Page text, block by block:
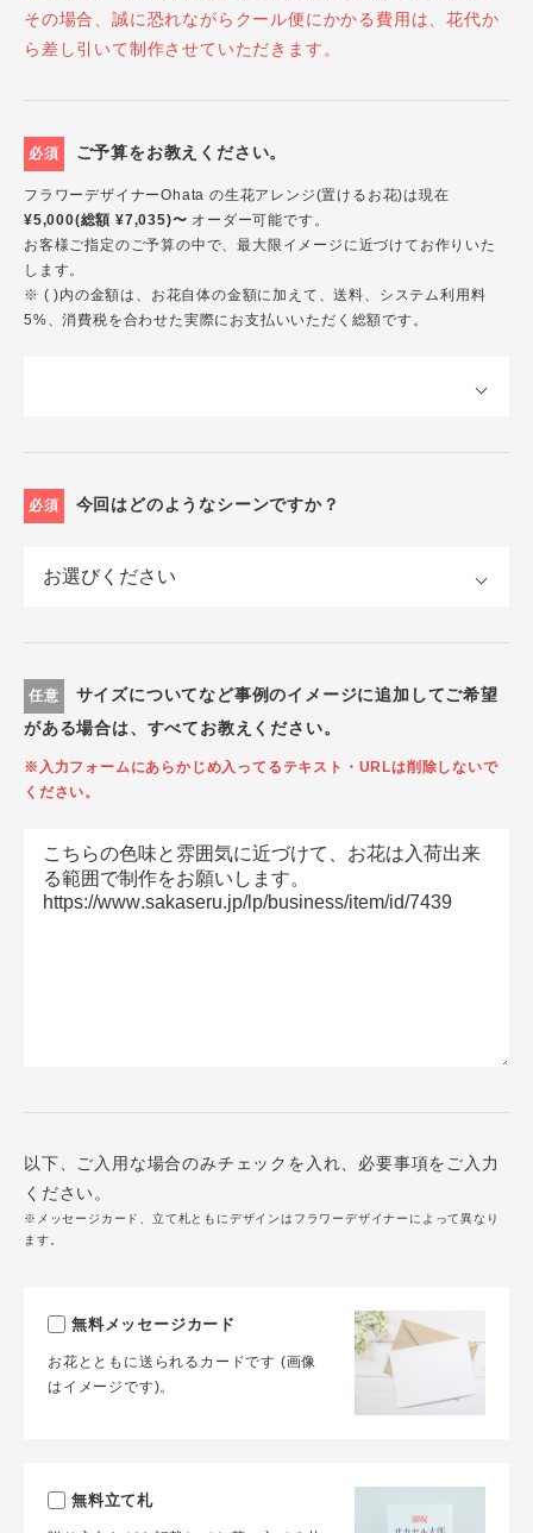
その場合、誠に恐れながらクール便にかかる費用は、花代か
ら差し引いて制作させていただきます。
必須 ご予算をお教えください。
フラワーデザイナーOhata の生花アレンジ(置けるお花)は現在
¥5,000(総額 ¥7,035)〜 オーダー可能です。
お客様ご指定のご予算の中で、最大限イメージに近づけてお作りいた
します。
※ ( )内の金額は、お花自体の金額に加えて、送料、システム利用料
5%、消費税を合わせた実際にお支払いいただく総額です。
必須 今回はどのようなシーンですか？
任意
サイズについてなど事例のイメージに追加してご希望
がある場合は、すべてお教えください。
※入力フォームにあらかじめ入ってるテキスト・URLは削除しないで
ください。
以下、ご入用な場合のみチェックを入れ、必要事項をご入力
ください。
※メッセージカード、立て札ともにデザインはフラワーデザイナーによって異なり
ます。
無料メッセージカード
お花とともに送られるカードです (画像
はイメージです)。
無料立て札